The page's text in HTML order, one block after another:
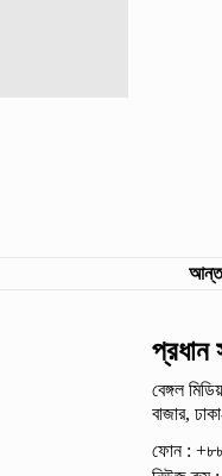
প্রধান
বেঙ্গল
বাজার,
ফোন :